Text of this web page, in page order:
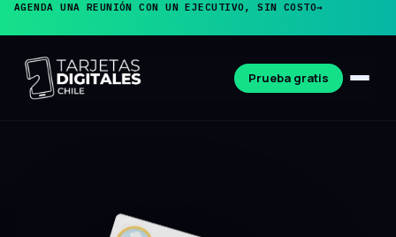
AGENDA UNA REUNIÓN CON UN EJECUTIVO, SIN COSTO→
Prueba gratis